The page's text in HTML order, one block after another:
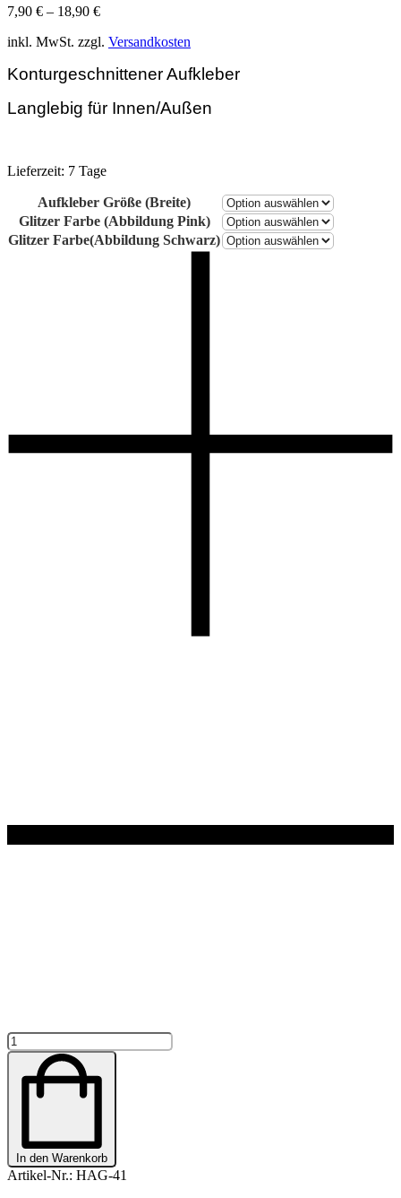
7,90 € – 18,90 €
inkl. MwSt. zzgl. Versandkosten
Konturgeschnittener Aufkleber
Langlebig für Innen/Außen
Lieferzeit: 7 Tage
Aufkleber Größe (Breite)
Glitzer Farbe (Abbildung Pink)
Glitzer Farbe(Abbildung Schwarz)
Glitzer
Aufkleber
"Live
Love
Ride"
In den Warenkorb
Artikel-Nr.: HAG-41